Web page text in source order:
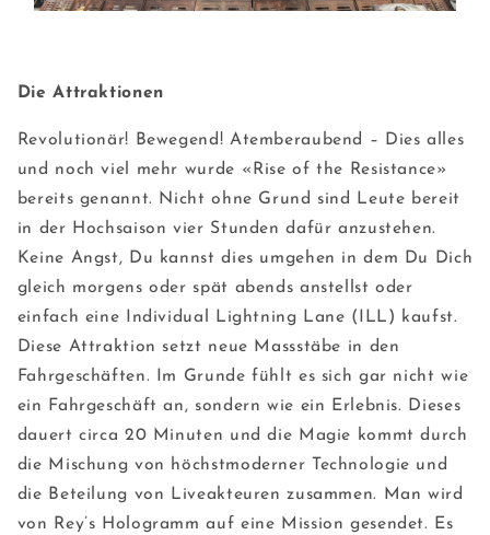
Die Attraktionen
Revolutionär! Bewegend! Atemberaubend – Dies alles
und noch viel mehr wurde «Rise of the Resistance»
bereits genannt. Nicht ohne Grund sind Leute bereit
in der Hochsaison vier Stunden dafür anzustehen.
Keine Angst, Du kannst dies umgehen in dem Du Dich
gleich morgens oder spät abends anstellst oder
einfach eine Individual Lightning Lane (ILL) kaufst.
Diese Attraktion setzt neue Massstäbe in den
Fahrgeschäften. Im Grunde fühlt es sich gar nicht wie
ein Fahrgeschäft an, sondern wie ein Erlebnis. Dieses
dauert circa 20 Minuten und die Magie kommt durch
die Mischung von höchstmoderner Technologie und
die Beteilung von Liveakteuren zusammen. Man wird
von Rey’s Hologramm auf eine Mission gesendet. Es